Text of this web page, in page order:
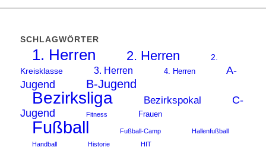
SCHLAGWÖRTER
1. Herren 2. Herren
2.
Kreisklasse
3. Herren 4. Herren
A-
Jugend
B-Jugend
Bezirksliga Bezirkspokal
C-
Jugend
Fitness Frauen
Fußball Fußball-Camp
Hallenfußball
Handball
Historie
HIT